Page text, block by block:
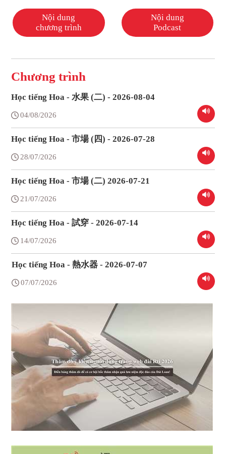
Nội dung
chương trình
Nội dung
Podcast
Chương trình
Học tiếng Hoa - 水果 (二) - 2026-08-04
04/08/2026
Học tiếng Hoa - 市場 (四) - 2026-07-28
28/07/2026
Học tiếng Hoa - 市場 (二) 2026-07-21
21/07/2026
Học tiếng Hoa - 試穿 - 2026-07-14
14/07/2026
Học tiếng Hoa - 熱水器 - 2026-07-07
07/07/2026